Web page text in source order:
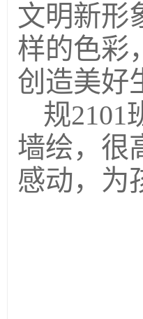
文明新形
样的色彩
创造美好
规2101
墙绘，很
感动，为